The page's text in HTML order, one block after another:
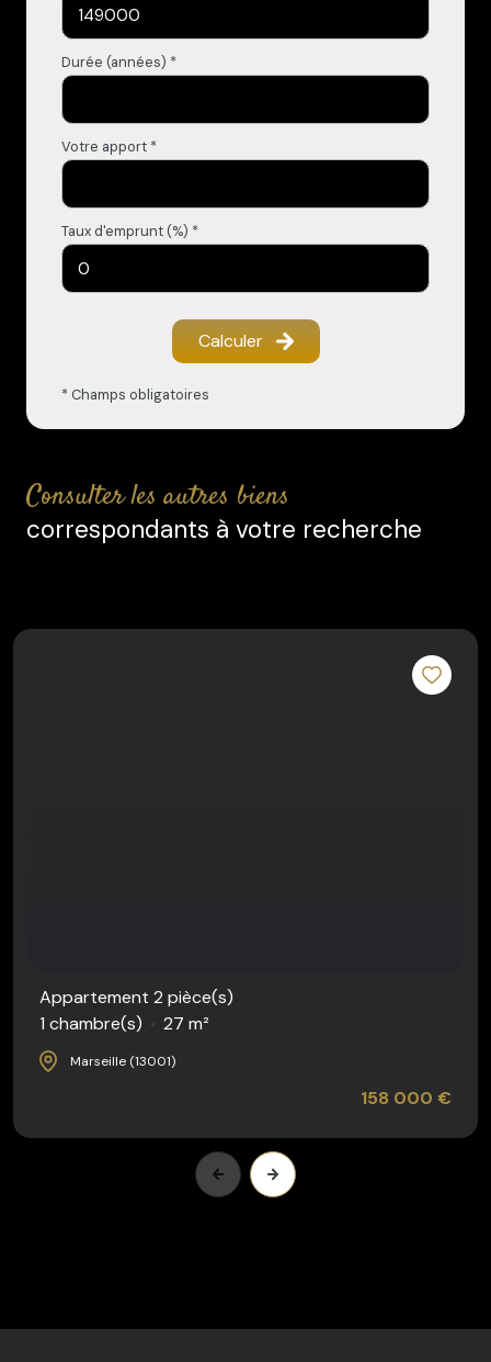
Durée (années) *
Votre apport *
Taux d'emprunt (%) *
Calculer
* Champs obligatoires
consulter les autres biens
correspondants à votre recherche
Appartement 2 pièce(s)
1 chambre(s)
27 m²
Marseille (13001)
158 000 €